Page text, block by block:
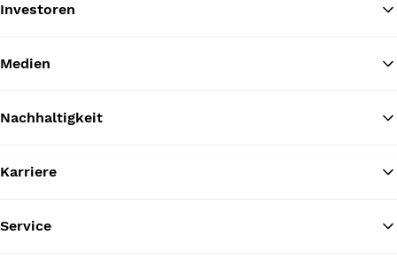
Investoren
Medien
Nachhaltigkeit
Karriere
Service